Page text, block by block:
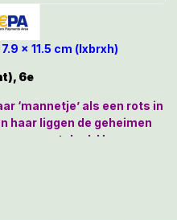
x 11.5 cm (lxbrxh)
6e
‘mannetje’ als een rots in
haar liggen de geheimen
Haar
zullen je geest helderder
alle andere organen